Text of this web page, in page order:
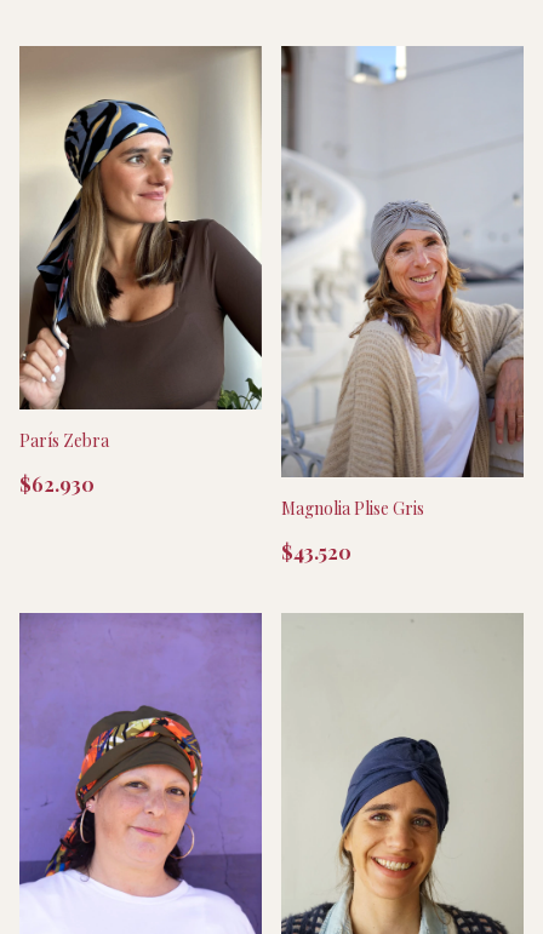
París Zebra
$62.930
Magnolia Plise Gris
$43.520